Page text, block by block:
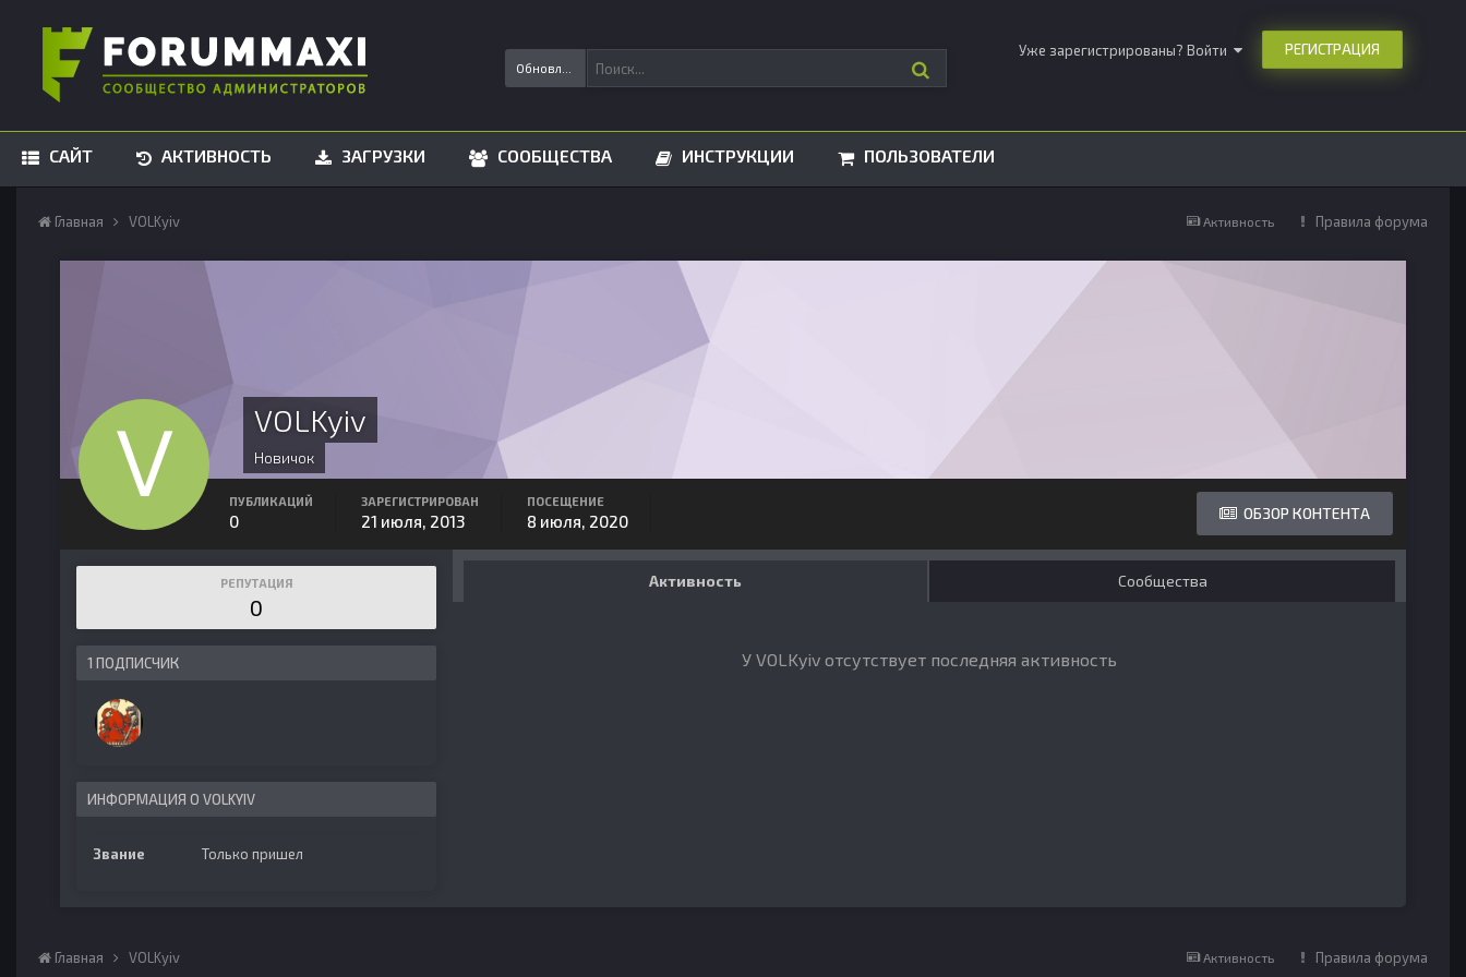
Уже зарегистрированы? Войти РЕГИСТРАЦИЯ
САЙТ АКТИВНОСТЬ ЗАГРУЗКИ СООБЩЕСТВА ИНСТРУКЦИИ ПОЛЬЗОВАТЕЛИ
Активность Правила форума
Главная VOLKyiv
VOLKyiv
Новичок
ОБЗОР КОНТЕНТА
ПУБЛИКАЦИЙ
0
ЗАРЕГИСТРИРОВАН
21 июля, 2013
ПОСЕЩЕНИЕ
8 июля, 2020
РЕПУТАЦИЯ
0
1 ПОДПИСЧИК
ИНФОРМАЦИЯ О VOLKYIV
Звание Только пришел
Активность Сообщества
У VOLKyiv отсутствует последняя активность
Активность Правила форума
Главная VOLKyiv